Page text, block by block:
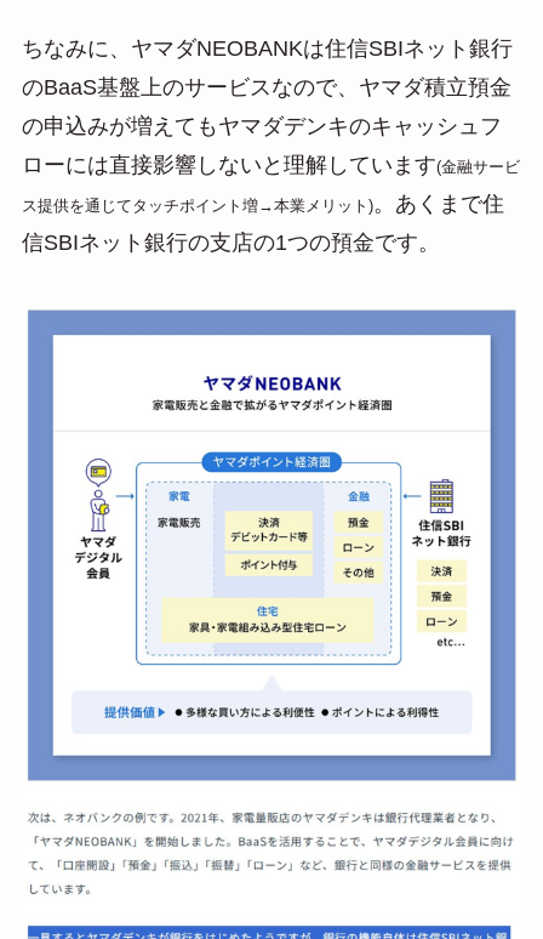
ちなみに、ヤマダNEOBANKは住信SBIネット銀行
のBaaS基盤上のサービスなので、ヤマダ積立預金
の申込みが増えてもヤマダデンキのキャッシュフ
ローには直接影響しないと理解しています(金融サービ
ス提供を通じてタッチポイント増→本業メリット)。あくまで住
信SBIネット銀行の支店の1つの預金です。